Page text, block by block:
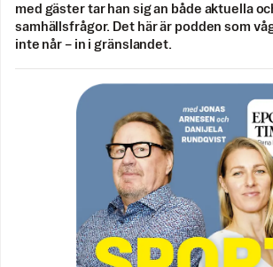
med gäster tar han sig an både aktuella
samhällsfrågor. Det här är podden som
inte når – in i gränslandet.